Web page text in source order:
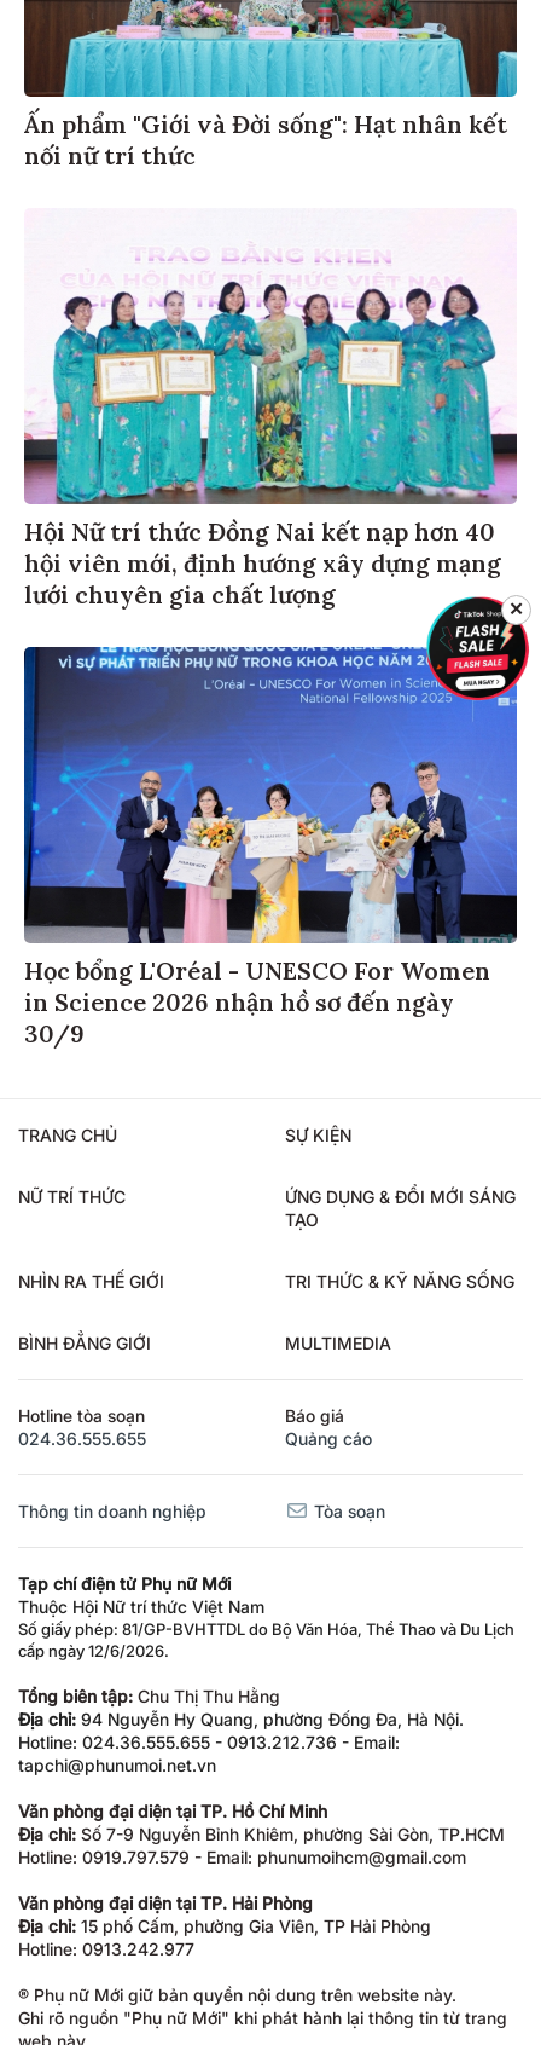
Ấn phẩm "Giới và Đời sống": Hạt nhân kết
nối nữ trí thức
Hội Nữ trí thức Đồng Nai kết nạp hơn 40
hội viên mới, định hướng xây dựng mạng
lưới chuyên gia chất lượng
Học bổng L'Oréal - UNESCO For Women
in Science 2026 nhận hồ sơ đến ngày
30/9
TRANG CHỦ SỰ KIỆN
NỮ TRÍ THỨC
ỨNG DỤNG & ĐỔI MỚI SÁNG
TẠO
NHÌN RA THẾ GIỚI TRI THỨC & KỸ NĂNG SỐNG
BÌNH ĐẲNG GIỚI MULTIMEDIA
Hotline tòa soạn
024.36.555.655
Báo giá
Quảng cáo
Thông tin doanh nghiệp Tòa soạn
Tạp chí điện tử Phụ nữ Mới
Thuộc Hội Nữ trí thức Việt Nam
Số giấy phép: 81/GP-BVHTTDL do Bộ Văn Hóa, Thể Thao và Du Lịch
cấp ngày 12/6/2026.
Tổng biên tập: Chu Thị Thu Hằng
Địa chỉ: 94 Nguyễn Hy Quang, phường Đống Đa, Hà Nội.
Hotline: 024.36.555.655 - 0913.212.736 - Email:
tapchi@phunumoi.net.vn
Văn phòng đại diện tại TP. Hồ Chí Minh
Địa chỉ: Số 7-9 Nguyễn Bỉnh Khiêm, phường Sài Gòn, TP.HCM
Hotline: 0919.797.579 - Email: phunumoihcm@gmail.com
Văn phòng đại diện tại TP. Hải Phòng
Địa chỉ: 15 phố Cấm, phường Gia Viên, TP Hải Phòng
Hotline: 0913.242.977
® Phụ nữ Mới giữ bản quyền nội dung trên website này.
Ghi rõ nguồn "Phụ nữ Mới" khi phát hành lại thông tin từ trang
web này.
✕